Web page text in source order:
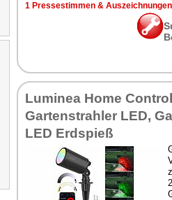
1 Pressestimmen & Auszeichnungen
Luminea Home Control
Gartenstrahler LED,
LED Erdspieß